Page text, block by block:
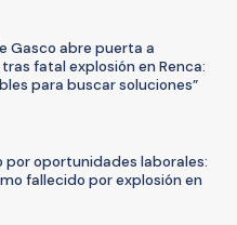
Gasco abre puerta a
fatal explosión en Renca:
para buscar soluciones”
por oportunidades laborales:
fallecido por explosión en